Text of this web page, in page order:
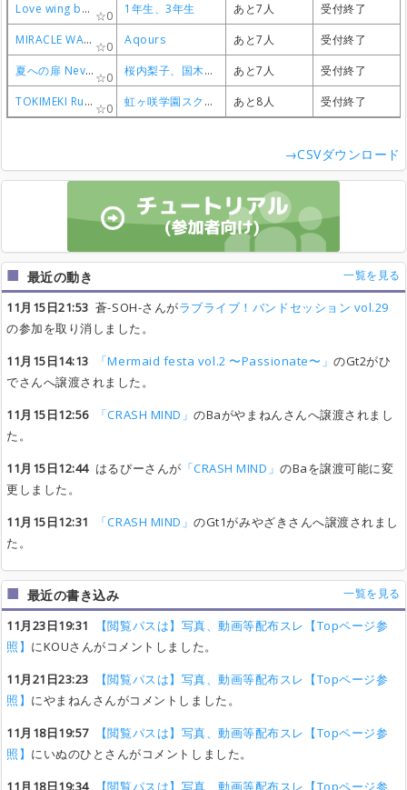
Love wing bell
0 1年生、3年生 あと7人
受付終了
MIRACLE WAVE
0 Aqours あと7人
受付終了
夏への扉 Never end ver.
0 桜内梨子、国木田花丸、小原鞠莉 あと7人
受付終了
TOKIMEKI Runners
0 虹ヶ咲学園スクールアイドル同好会 あと8人 受付終了
Love wing bell
0 1年生、3年生 あと7人
受付終了
MIRACLE WAVE
0 Aqours あと7人
受付終了
夏への扉 Never end ver.
0 桜内梨子、国木田花丸、小原鞠莉 あと7人
受付終了
TOKIMEKI Runners
0 虹ヶ咲学園スクールアイドル同好会 あと8人 受付終了
Love wing bell
0 1年生、3年生 あと7人
受付終了
MIRACLE WAVE
0 Aqours あと7人
受付終了
夏への扉 Never end ver.
0 桜内梨子、国木田花丸、小原鞠莉 あと7人
受付終了
TOKIMEKI Runners
0 虹ヶ咲学園スクールアイドル同好会 あと8人 受付終了
Love wing bell
0 1年生、3年生 あと7人
受付終了
MIRACLE WAVE
0 Aqours あと7人
受付終了
夏への扉 Never end ver.
0 桜内梨子、国木田花丸、小原鞠莉 あと7人
受付終了
TOKIMEKI Runners
0 虹ヶ咲学園スクールアイドル同好会 あと8人 受付終了
→CSVダウンロード
最近の動き 一覧を見る
11月15日21:53 蒼-SOH-さんがラブライブ！バンドセッション vol.29
の参加を取り消しました。
11月15日14:13
「Mermaid festa vol.2 〜Passionate〜」のGt2がひ
でさんへ譲渡されました。
11月15日12:56
「CRASH MIND」のBaがやまねんさんへ譲渡されまし
た。
11月15日12:44はるぴーさんが 「CRASH MIND」のBaを譲渡可能に変
更しました。
11月15日12:31
「CRASH MIND」のGt1がみやざきさんへ譲渡されまし
た。
最近の書き込み 一覧を見る
11月23日19:31
【閲覧パスは】写真、動画等配布スレ【Topページ参
照】 にKOUさんがコメントしました。
11月21日23:23
【閲覧パスは】写真、動画等配布スレ【Topページ参
照】 にやまねんさんがコメントしました。
11月18日19:57
【閲覧パスは】写真、動画等配布スレ【Topページ参
照】 にいぬのひとさんがコメントしました。
11月18日19:34
【閲覧パスは】写真、動画等配布スレ【Topページ参